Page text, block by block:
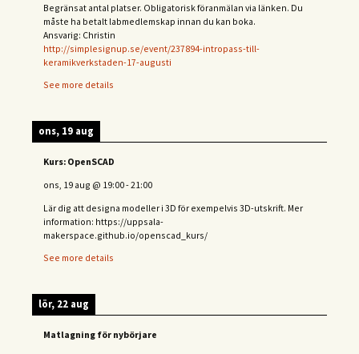
Begränsat antal platser. Obligatorisk föranmälan via länken. Du
måste ha betalt labmedlemskap innan du kan boka.
Ansvarig: Christin
http://simplesignup.se/event/237894-intropass-till-
keramikverkstaden-17-augusti
See more details
ons, 19 aug
Kurs: OpenSCAD
ons, 19 aug @ 19:00-21:00
Lär dig att designa modeller i 3D för exempelvis 3D-utskrift. Mer
information: https://uppsala-
makerspace.github.io/openscad_kurs/
See more details
lör, 22 aug
Matlagning för nybörjare